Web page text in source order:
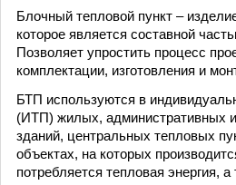
Блочный тепловой пункт –
которое является составной
Позволяет упростить процесс
комплектации, изготовления и
БТП используются в
(ИТП) жилых, административных
зданий, центральных тепловых
объектах, на которых
потребляется тепловая энергия,